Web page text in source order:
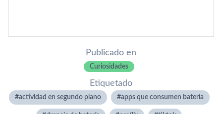
Publicado en
Curiosidades
Etiquetado
actividad en segundo plano apps que consumen batería